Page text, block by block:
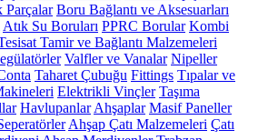
Parçalar Boru Bağlantı ve Aksesuarları
Atık Su Boruları PPRC Borular Kombi
Tamir ve Bağlantı Malzemeleri
Valfler ve Vanalar Nipeller
Taharet Çubuğu Fittings Tıpalar ve
Elektrikli Vinçler Taşıma
Havlupanlar Ahşaplar Masif Paneller
Ahşap Çatı Malzemeleri Çatı